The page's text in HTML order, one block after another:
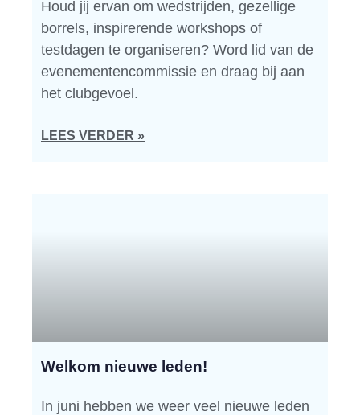
Houd jij ervan om wedstrijden, gezellige
borrels, inspirerende workshops of
testdagen te organiseren? Word lid van de
evenementencommissie en draag bij aan
het clubgevoel.
LEES VERDER »
Welkom nieuwe leden!
In juni hebben we weer veel nieuwe leden